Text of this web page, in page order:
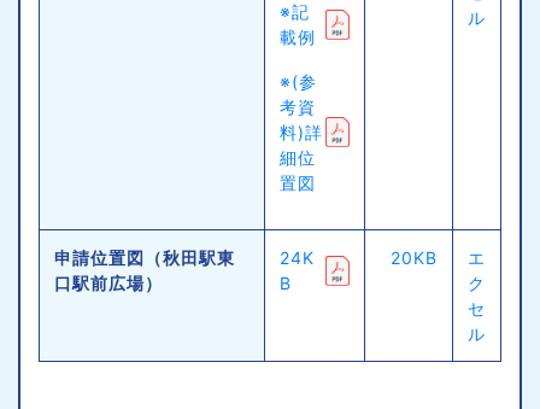
※記
載例
※(参
考資
料)詳
細位
置図
ル
申請位置図（秋田駅東
口駅前広場）
24K
B
20KB
エ
ク
セ
ル